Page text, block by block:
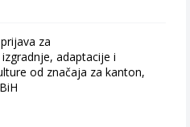
za
adaptacije i
od značaja za kanton,